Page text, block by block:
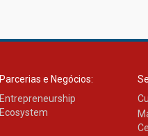
Parcerias e Negócios:
Entrepreneurship
Ecosystem